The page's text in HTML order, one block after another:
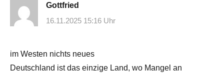
Gottfried
16.11.2025 15:16 Uhr
im Westen nichts neues
Deutschland ist das einzige Land, wo Mangel an